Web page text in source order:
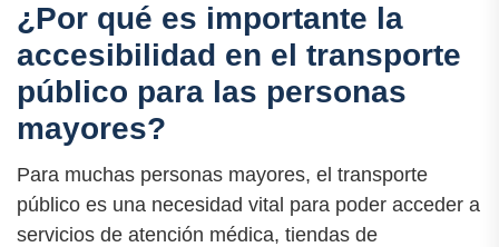
¿Por qué es importante la
accesibilidad en el transporte
público para las personas
mayores?
Para muchas personas mayores, el transporte
público es una necesidad vital para poder acceder a
servicios de atención médica, tiendas de